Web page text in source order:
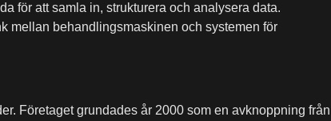
för att samla in, strukturera och analysera data.
mellan behandlingsmaskinen och systemen för
Företaget grundades år 2000 som en avknoppning från